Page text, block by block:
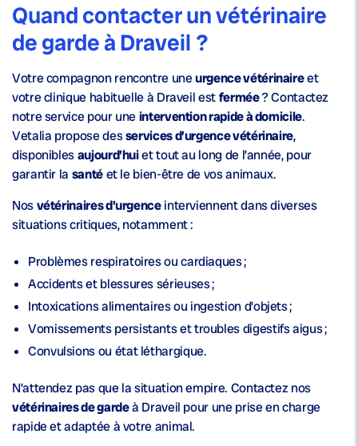
Quand contacter un vétérinaire
de garde à Draveil ?
Votre compagnon rencontre uneurgence vétérinaireet
votre clinique habituelle à Draveil estfermée? Contactez
notre service pour uneintervention rapide à domicile.
Vetalia propose desservices d’urgence vétérinaire,
disponiblesaujourd’huiet tout au long de l’année, pour
garantir la santéet le bien-être de vos animaux.
Nosvétérinaires d’urgenceinterviennent dans diverses
situations critiques, notamment :
Problèmes respiratoires ou cardiaques ;
Accidents et blessures sérieuses ;
Intoxications alimentaires ou ingestion d’objets ;
Vomissements persistants et troubles digestifs aigus ;
Convulsions ou état léthargique.
N’attendez pas que la situation empire. Contactez nos
vétérinaires de gardeà Draveil pour une prise en charge
rapide et adaptée à votre animal.